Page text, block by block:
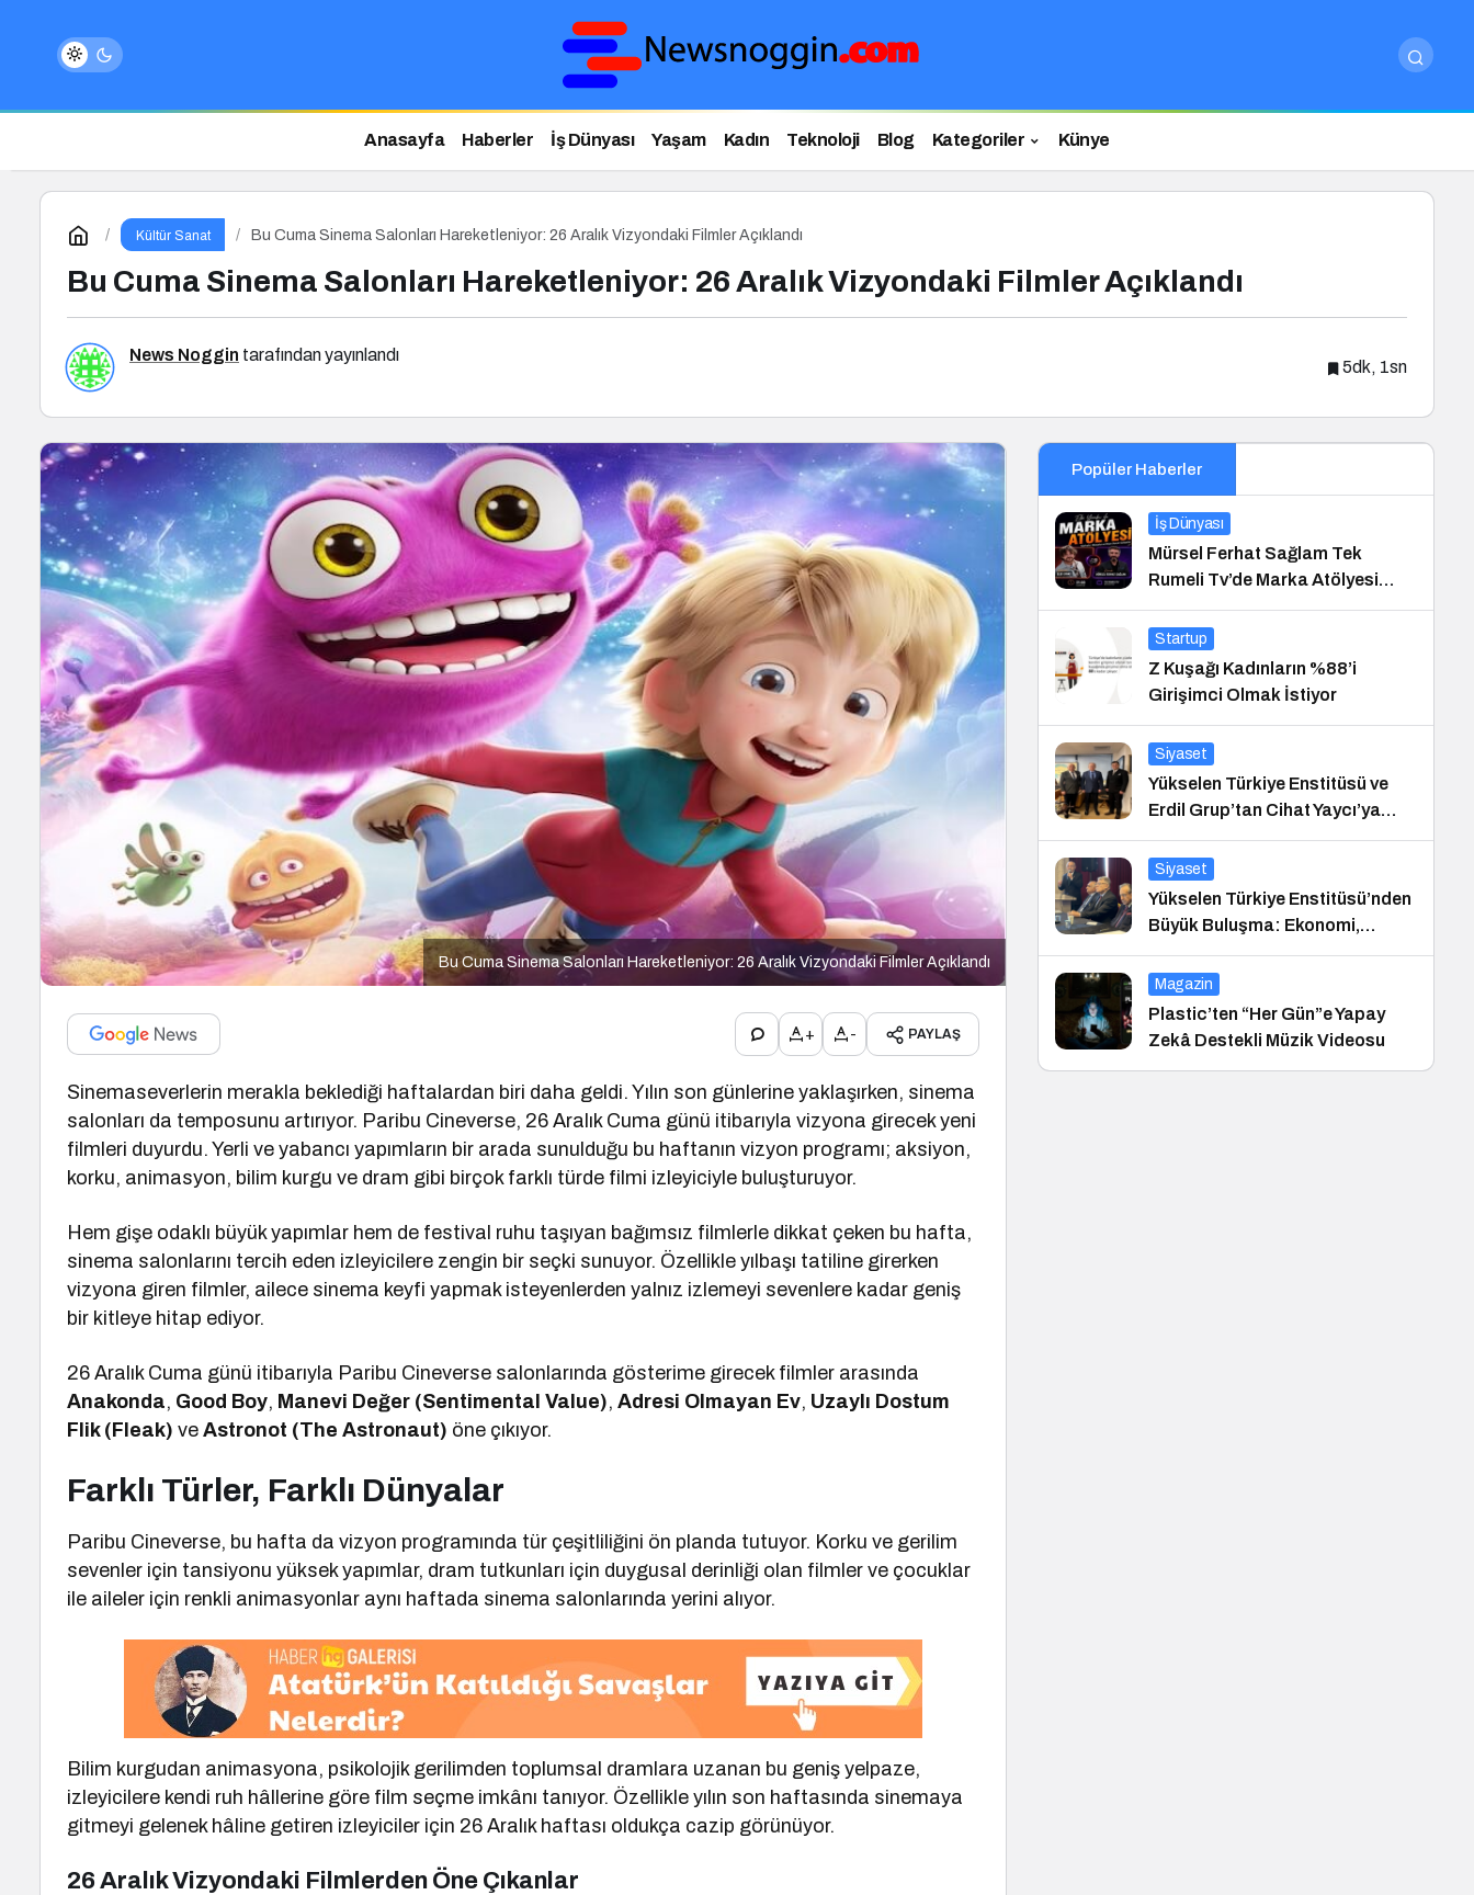
Anasayfa Haberler İş Dünyası Yaşam Kadın Teknoloji Blog Kategoriler Künye
Kültür Sanat Bu Cuma Sinema Salonları Hareketleniyor: 26 Aralık Vizyondaki Filmler Açıklandı
Bu Cuma Sinema Salonları Hareketleniyor: 26 Aralık Vizyondaki Filmler Açıklandı
News Noggin tarafından yayınlandı
5dk, 1sn
Bu Cuma Sinema Salonları Hareketleniyor: 26 Aralık Vizyondaki Filmler Açıklandı
+ - PAYLAŞ
Sinemaseverlerin merakla beklediği haftalardan biri daha geldi. Yılın son günlerine yaklaşırken, sinema
salonları da temposunu artırıyor. Paribu Cineverse, 26 Aralık Cuma günü itibarıyla vizyona girecek yeni
filmleri duyurdu. Yerli ve yabancı yapımların bir arada sunulduğu bu haftanın vizyon programı; aksiyon,
korku, animasyon, bilim kurgu ve dram gibi birçok farklı türde filmi izleyiciyle buluşturuyor.
Hem gişe odaklı büyük yapımlar hem de festival ruhu taşıyan bağımsız filmlerle dikkat çeken bu hafta,
sinema salonlarını tercih eden izleyicilere zengin bir seçki sunuyor. Özellikle yılbaşı tatiline girerken
vizyona giren filmler, ailece sinema keyfi yapmak isteyenlerden yalnız izlemeyi sevenlere kadar geniş
bir kitleye hitap ediyor.
26 Aralık Cuma günü itibarıyla Paribu Cineverse salonlarında gösterime girecek filmler arasında
Anakonda, Good Boy, Manevi Değer (Sentimental Value),Adresi Olmayan Ev, Uzaylı Dostum
Flik (Fleak) veAstronot (The Astronaut) öne çıkıyor.
Farklı Türler, Farklı Dünyalar
Paribu Cineverse, bu hafta da vizyon programında tür çeşitliliğini ön planda tutuyor. Korku ve gerilim
sevenler için tansiyonu yüksek yapımlar, dram tutkunları için duygusal derinliği olan filmler ve çocuklar
ile aileler için renkli animasyonlar aynı haftada sinema salonlarında yerini alıyor.
Bilim kurgudan animasyona, psikolojik gerilimden toplumsal dramlara uzanan bu geniş yelpaze,
izleyicilere kendi ruh hâllerine göre film seçme imkânı tanıyor. Özellikle yılın son haftasında sinemaya
gitmeyi gelenek hâline getiren izleyiciler için 26 Aralık haftası oldukça cazip görünüyor.
26 Aralık Vizyondaki Filmlerden Öne Çıkanlar
Popüler Haberler
İş Dünyası
Mürsel Ferhat Sağlam Tek
Rumeli Tv’de Marka Atölyesi
Programına Konuk Oldu
Startup
Z Kuşağı Kadınların %88’i
Girişimci Olmak İstiyor
Siyaset
Yükselen Türkiye Enstitüsü ve
Erdil Grup’tan Cihat Yaycı’ya
Anlamlı Ziyaret
Siyaset
Yükselen Türkiye Enstitüsü’nden
Büyük Buluşma: Ekonomi,
Güvenlik Politikaları ve Hukuk
Konferansı
Magazin
Plastic’ten “Her Gün”e Yapay
Zekâ Destekli Müzik Videosu